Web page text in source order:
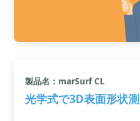
製品名：marSurf CL
光学式で3D表面形状